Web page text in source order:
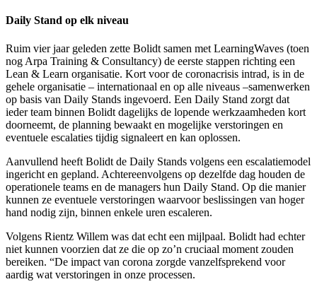
Daily Stand op elk niveau
Ruim vier jaar geleden zette Bolidt samen met LearningWaves (toen
nog Arpa Training & Consultancy) de eerste stappen richting een
Lean & Learn organisatie. Kort voor de coronacrisis intrad, is in de
gehele organisatie – internationaal en op alle niveaus –samenwerken
op basis van Daily Stands ingevoerd. Een Daily Stand zorgt dat
ieder team binnen Bolidt dagelijks de lopende werkzaamheden kort
doorneemt, de planning bewaakt en mogelijke verstoringen en
eventuele escalaties tijdig signaleert en kan oplossen.
Aanvullend heeft Bolidt de Daily Stands volgens een escalatiemodel
ingericht en gepland. Achtereenvolgens op dezelfde dag houden de
operationele teams en de managers hun Daily Stand. Op die manier
kunnen ze eventuele verstoringen waarvoor beslissingen van hoger
hand nodig zijn, binnen enkele uren escaleren.
Volgens Rientz Willem was dat echt een mijlpaal. Bolidt had echter
niet kunnen voorzien dat ze die op zo’n cruciaal moment zouden
bereiken. “De impact van corona zorgde vanzelfsprekend voor
aardig wat verstoringen in onze processen.